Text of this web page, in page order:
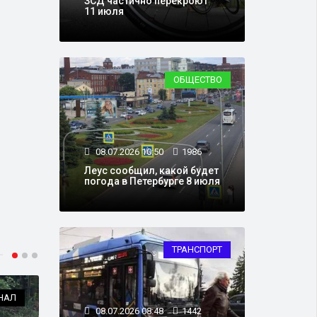
ОБЩЕСТВО
11 июля
ОБЩЕСТВО
08.07.2026 10:50 1986
Леус сообщил, какой будет
погода в Петербурге 8 июля
ТРАНСПОРТ
08.07.2026 08:48 1442